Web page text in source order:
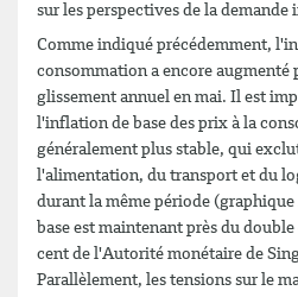
sur les perspectives de la demande
Comme indiqué précédemment,
consommation a encore augmenté
glissement annuel en mai. Il est
l'inflation de base des prix à la
généralement plus stable, qui
l'alimentation, du transport et du
durant la même période
base est maintenant près du
cent de l'Autorité monétaire de
Parallèlement, les tensions sur le